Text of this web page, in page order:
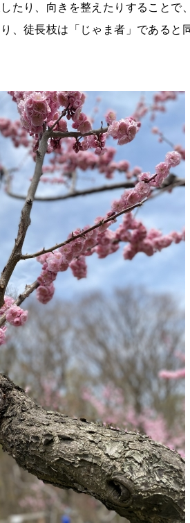
たり、向きを整えたりすることで
、徒長枝は「じゃま者」であると